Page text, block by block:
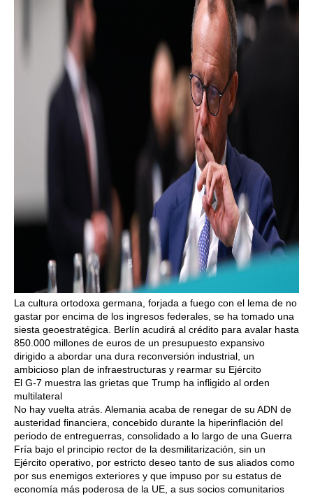
La cultura ortodoxa germana, forjada a fuego con el lema de no
gastar por encima de los ingresos federales, se ha tomado una
siesta geoestratégica. Berlín acudirá al crédito para avalar hasta
850.000 millones de euros de un presupuesto expansivo
dirigido a abordar una dura reconversión industrial, un
ambicioso plan de infraestructuras y rearmar su Ejército
El G-7 muestra las grietas que Trump ha infligido al orden
multilateral
No hay vuelta atrás. Alemania acaba de renegar de su ADN de
austeridad financiera, concebido durante la hiperinflación del
periodo de entreguerras, consolidado a lo largo de una Guerra
Fría bajo el principio rector de la desmilitarización, sin un
Ejército operativo, por estricto deseo tanto de sus aliados como
por sus enemigos exteriores y que impuso por su estatus de
economía más poderosa de la UE, a sus socios comunitarios